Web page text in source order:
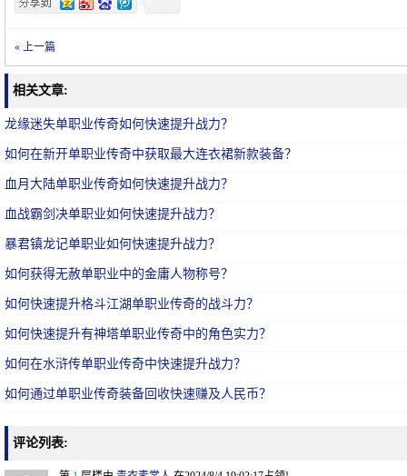
« 上一篇
相关文章:
龙缘迷失单职业传奇如何快速提升战力？
如何在新开单职业传奇中获取最大连衣裙新款装备？
血月大陆单职业传奇如何快速提升战力？
血战霸剑决单职业如何快速提升战力？
暴君镇龙记单职业如何快速提升战力？
如何获得无赦单职业中的金庸人物称号？
如何快速提升格斗江湖单职业传奇的战斗力？
如何快速提升有神塔单职业传奇中的角色实力？
如何在水浒传单职业传奇中快速提升战力？
如何通过单职业传奇装备回收快速赚及人民币？
评论列表: